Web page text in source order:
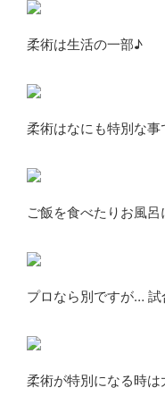
柔術は生活の一部♪
柔術はなにも特別な事
ご飯を食べたりお風呂
プロなら別ですが… 試
柔術が特別になる時